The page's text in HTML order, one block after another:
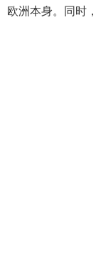
欧洲本身。同时